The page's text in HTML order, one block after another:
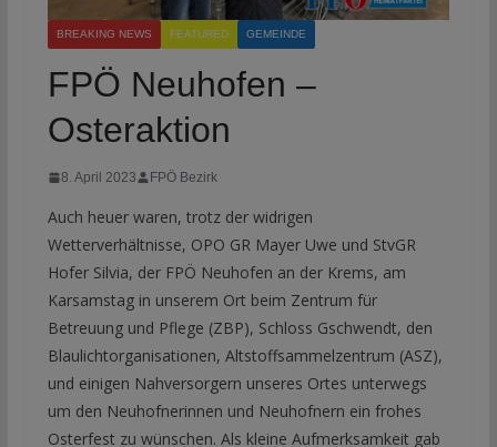
BREAKING NEWS FEATURED GEMEINDE
FPÖ Neuhofen –
Osteraktion
8. April 2023 FPÖ Bezirk
Auch heuer waren, trotz der widrigen
Wetterverhältnisse, OPO GR Mayer Uwe und StvGR
Hofer Silvia, der FPÖ Neuhofen an der Krems, am
Karsamstag in unserem Ort beim Zentrum für
Betreuung und Pflege (ZBP), Schloss Gschwendt, den
Blaulichtorganisationen, Altstoffsammelzentrum (ASZ),
und einigen Nahversorgern unseres Ortes unterwegs
um den Neuhofnerinnen und Neuhofnern ein frohes
Osterfest zu wünschen. Als kleine Aufmerksamkeit gab